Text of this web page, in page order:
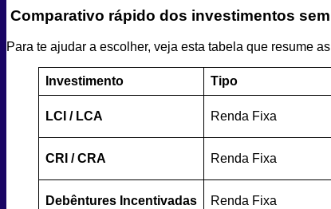
Comparativo rápido dos investimentos sem
Para te ajudar a escolher, veja esta tabela que resume
Investimento Tipo
LCI / LCA Renda Fixa
CRI / CRA Renda Fixa
Debêntures Incentivadas Renda Fixa